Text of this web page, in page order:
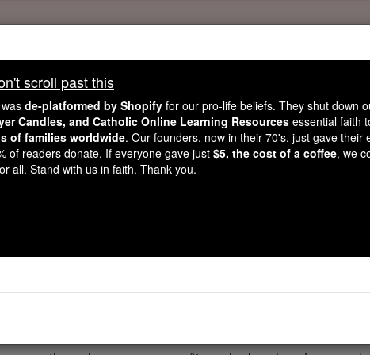
Daily Reading for Thursday, October ...
of the Rosary
Les Proverbes -
passé caution pour votre voisin, si vous avez garanti la
scroll past this
de-platformed by Shopify for our pro-life beliefs. They shut down
Candles, and Catholic Online Learning Resources essential faith
of families worldwide. Our founders, now in their 70's, just gave their
of readers donate. If everyone gave just $5, the cost of a coffee, we
all. Stand with us in faith. Thank you.